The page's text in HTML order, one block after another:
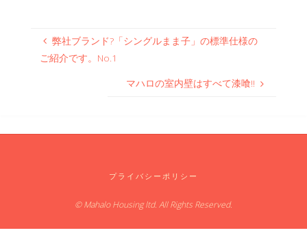
弊社ブランド?「シングルまま子」の標準仕様の
ご紹介です。No.1
マハロの室内壁はすべて漆喰‼
プライバシーポリシー
© Mahalo Housing ltd. All Rights Reserved.